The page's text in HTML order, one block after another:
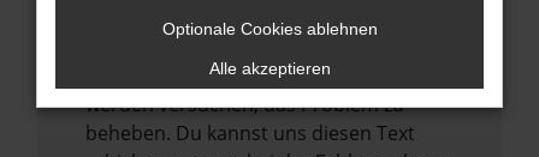
Wende dich an den Webseitenbetreiber.
Wenn du alle oben genannten Schritte
versucht hast, kontaktiere uns bitte. Wir
werden versuchen, das Problem zu
beheben. Du kannst uns diesen Text
Optionale Cookies ablehnen
Alle akzeptieren